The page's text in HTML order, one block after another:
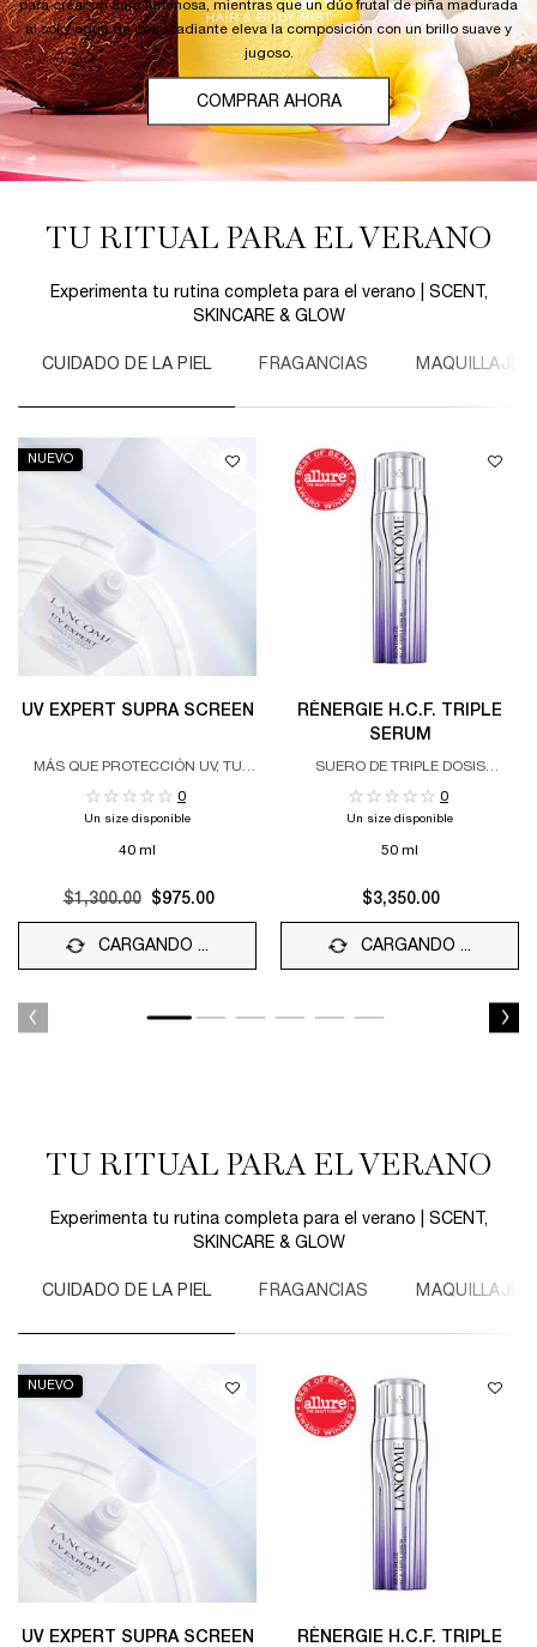
para crear un aura luminosa, mientras que un dúo frutal de piña madurada
al sol y agua de coco radiante eleva la composición con un brillo suave y
jugoso.
COMPRAR AHORA
TU RITUAL PARA EL VERANO
Experimenta tu rutina completa para el verano | SCENT,
SKINCARE & GLOW
CUIDADO DE LA PIEL FRAGANCIAS MAQUILLAJE
NUEVO
UV EXPERT SUPRA SCREEN
MÁS QUE PROTECCIÓN UV, TU
FOTOENVEJECIMIENTO
0
Un size disponible
40 ml
Old price
$1,300.00 New price
$975.00
CARGANDO ...
RÉNERGIE H.C.F. TRIPLE
SERUM
SUERO DE TRIPLE DOSIS
0
Un size disponible
50 ml
$3,350.00
CARGANDO ...
TU RITUAL PARA EL VERANO
Experimenta tu rutina completa para el verano | SCENT,
SKINCARE & GLOW
CUIDADO DE LA PIEL FRAGANCIAS MAQUILLAJE
NUEVO
UV EXPERT SUPRA SCREEN
RÉNERGIE H.C.F. TRIPLE